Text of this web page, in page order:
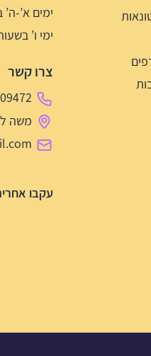
ימים א’-ה’
ימי ו’ בשעות: 09:00-
צרו קשר
משה לוי 18 רמלה (רשום מסיבאבלס על
עקבו